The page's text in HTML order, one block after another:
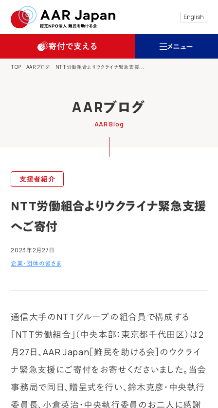
English
寄付で支える メニュー
TOP AARブログ NTT労働組合よりウクライナ緊急支援...
AARブログ
AAR Blog
支援者紹介
NTT労働組合よりウクライナ緊急支援
へご寄付
2023年2月27日
企業・団体の皆さま
通信大手のNTTグループの組合員で構成する
「NTT労働組合」（中央本部：東京都千代田区）は2
月27日、AAR Japan［難民を助ける会］のウクライ
ナ緊急支援にご寄付をお寄せくださいました。当会
事務局で同日、贈呈式を行い、鈴木克彦・中央執行
委員長、小倉英治・中央執行委員のお二人に感謝